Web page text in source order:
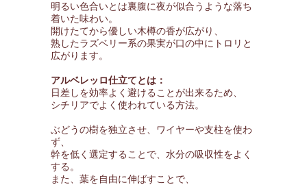
明るい色合いとは裏腹に夜が似合うような落ち
着いた味わい。
開けたてから優しい木樽の香が広がり、
熟したラズベリー系の果実が口の中にトロリと
広がります。
アルベレッロ仕立てとは：
日差しを効率よく避けることが出来るため、
シチリアでよく使われている方法。
ぶどうの樹を独立させ、ワイヤーや支柱を使わ
ず、
幹を低く選定することで、水分の吸収性をよく
する。
また、葉を自由に伸ばすことで、